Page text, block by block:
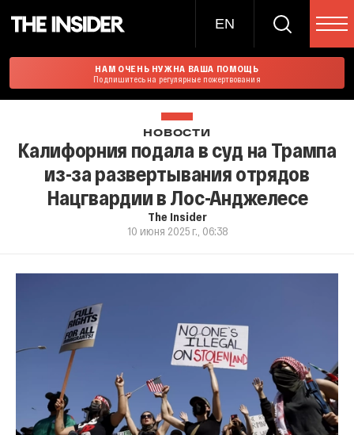
EN
НАМ ОЧЕНЬ НУЖНА ВАША ПОМОЩЬ
Подпишитесь на регулярные пожертвования
НОВОСТИ
Калифорния подала в суд на Трампа
из-за развертывания отрядов
Нацгвардии в Лос-Анджелесе
The Insider
10 июня 2025 г., 06:38